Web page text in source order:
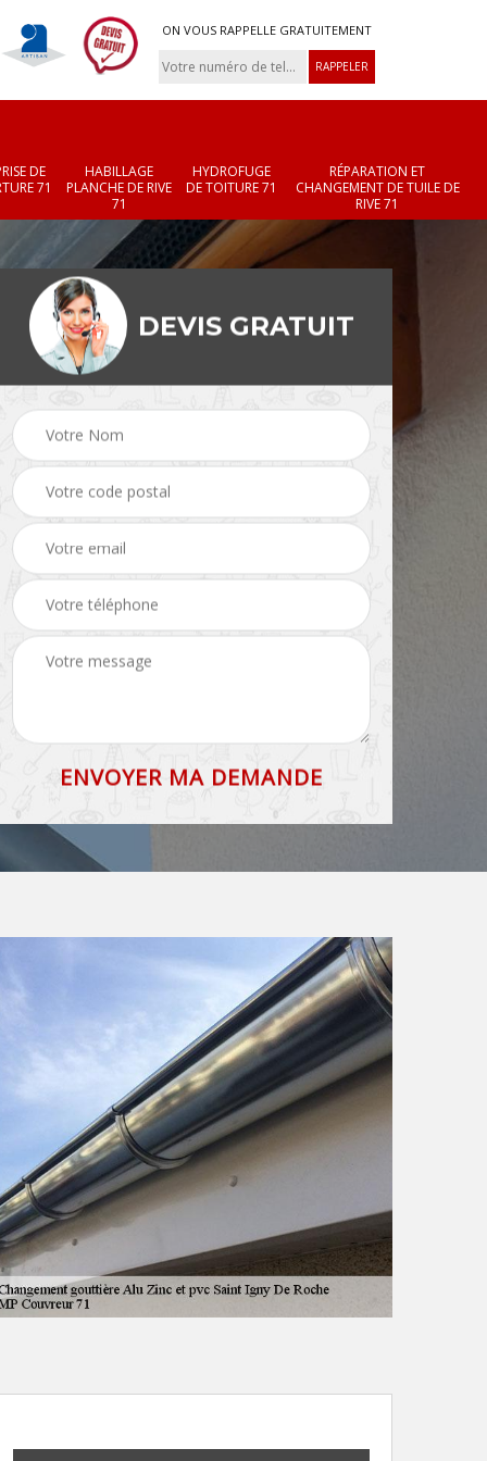
ON VOUS RAPPELLE GRATUITEMENT
DE
71
HABILLAGE
PLANCHE DE RIVE
71
HYDROFUGE
DE TOITURE 71
RÉPARATION ET
CHANGEMENT DE TUILE DE
RIVE 71
Changement de velux Réparation et
changement de
et faîtage 71
DEVIS GRATUIT